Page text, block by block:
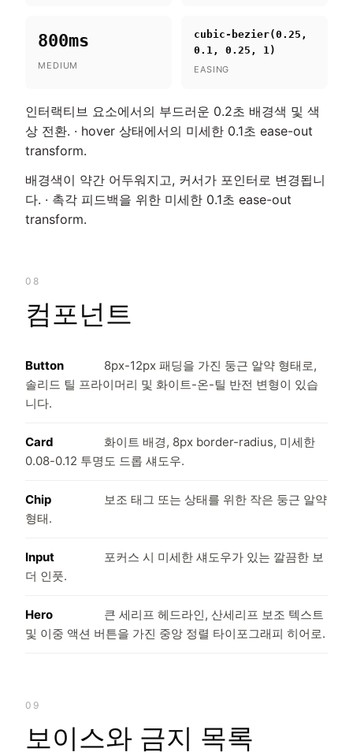
800ms
MEDIUM
cubic-bezier(0.25,
0.1, 0.25, 1)
EASING
인터랙티브 요소에서의 부드러운 0.2초 배경색 및 색
상 전환. · hover 상태에서의 미세한 0.1초 ease-out
transform.
배경색이 약간 어두워지고, 커서가 포인터로 변경됩니
다. · 촉각 피드백을 위한 미세한 0.1초 ease-out
transform.
08
컴포넌트
Button
8px-12px 패딩을 가진 둥근 알약 형태로,
솔리드 틸 프라이머리 및 화이트-온-틸 반전 변형이 있습
니다.
Card
화이트 배경, 8px border-radius, 미세한
0.08-0.12 투명도 드롭 섀도우.
Chip
보조 태그 또는 상태를 위한 작은 둥근 알약
형태.
Input
포커스 시 미세한 섀도우가 있는 깔끔한 보
더 인풋.
Hero
큰 세리프 헤드라인, 산세리프 보조 텍스트
및 이중 액션 버튼을 가진 중앙 정렬 타이포그래피 히어로.
09
보이스와 금지 목록